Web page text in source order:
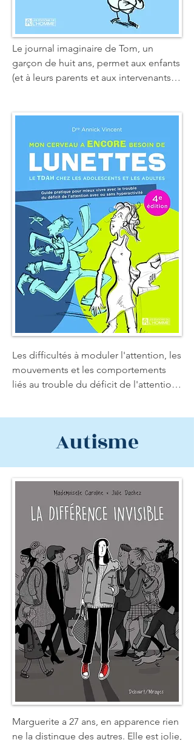
Le journal imaginaire de Tom, un
garçon de huit ans, permet aux enfants
(et à leurs parents et aux intervenants)
dessins d'enfants, guident les jeunes
lecteurs dans leur découverte du
TDAH afin de bien comprendre leur
situation qui comporte de multiples
défis qui n'ont rien d'imaginaires.
Les difficultés à moduler l'attention, les
mouvements et les comportements
liés au trouble du déficit de l'attention
à l'âge adulte. Au fil des clins d'œil
pharmacologiques pour traiter ce
trouble neurologique. Cet ouvrage est
touchées par le TDAH et pour ceux et
celles qui les accompagnent !
Autisme
Marguerite a 27 ans, en apparence rien
ne la distingue des autres. Elle est jolie,